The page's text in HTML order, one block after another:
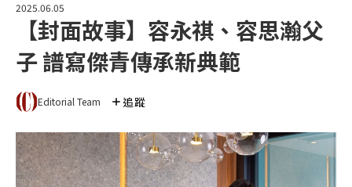
2025.06.05
【封面故事】容永祺、容思瀚父
子 譜寫傑青傳承新典範
Editorial Team 追蹤